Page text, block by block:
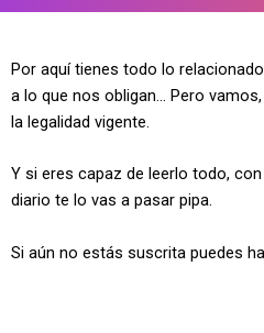
Por aquí tienes todo lo
a lo que nos obligan… Pero
la legalidad vigente.
Y si eres capaz de leerlo todo,
diario te lo vas a pasar pipa.
Si aún no estás suscrita puedes